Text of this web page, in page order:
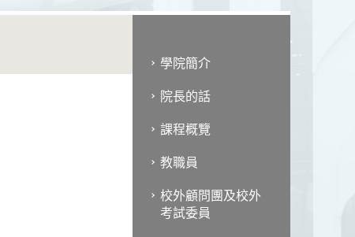
學院簡介
院長的話
課程概覽
教職員
校外顧問團及校外
考試委員